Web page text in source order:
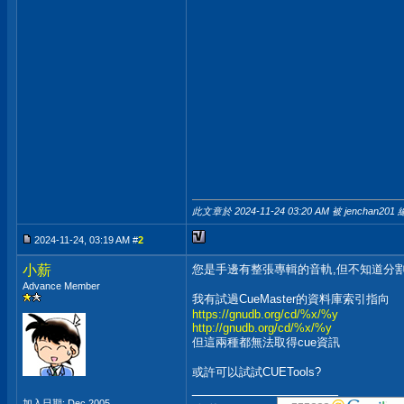
此文章於 2024-11-24 03:20 AM 被 jenchan201
2024-11-24, 03:19 AM #2
小薪
Advance Member
您是手邊有整張專輯的音軌,但不知道分
我有試過CueMaster的資料庫索引指向
https://gnudb.org/cd/%x/%y
http://gnudb.org/cd/%x/%y
但這兩種都無法取得cue資訊
或許可以試試CUETools?